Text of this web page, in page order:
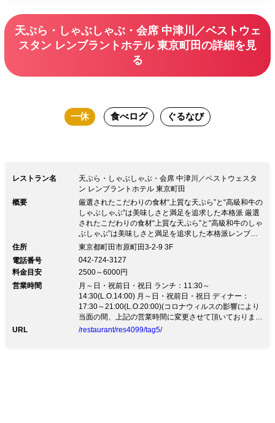
天ぷら・しゃぶしゃぶ・会席 中津川／ベストウェ
スタン レンブラントホテル 東京町田の詳細を見
る
一休 食べログ ぐるなび
レストラン名
天ぷら・しゃぶしゃぶ・会席 中津川／ベストウェスタ
ン レンブラントホテル 東京町田
概要
厳選されたこだわりの食材“上質な天ぷら”と“高級和牛の
しゃぶしゃぶ”は美味しさと満足を追求した本格派 厳選
されたこだわりの食材“上質な天ぷら”と“高級和牛のしゃ
ぶしゃぶ”は美味しさと満足を追求した本格派レンブラ
ントホテルグループの和食ブランド“中津川”として2号
た“上質な天ぷら”と“高級和牛のしゃぶしゃぶ”は美味し
さと満足を追求した本格派。熟練した職人が織りなす季
節の会席料理は特別な日のお席のおもてなしをいたしま
す ホテルに訪れる皆様、または大切な記念日や非日常
を味わうために訪れる様々なゲストにとって、大切な時
と場面、ゆったりとした寛ぎや美味しい料理。 随所に
ちりばめられた江戸の粋を感じさせる空間や、雅やかな
住所
東京都町田市原町田3-2-9 3F
電話番号
042-724-3127
料金目安
2500～6000円
営業時間
月～日・祝前日・祝日 ランチ：11:30～
14:30(L.O.14:00) 月～日・祝前日・祝日 ディナー：
17:30～21:00(L.O.20:00)(コロナウィルスの影響により
当面の間、上記の営業時間に変更させて頂いておりま
す。)
URL /restaurant/res4099/tag5/